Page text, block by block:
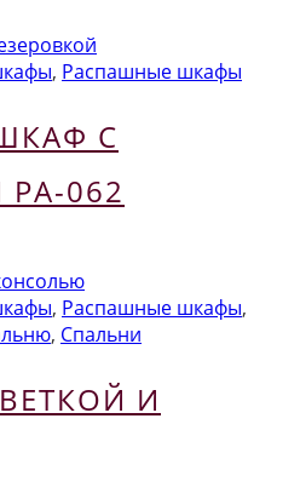
, Распашные шкафы
С
062
, Распашные шкафы,
, Спальни
И